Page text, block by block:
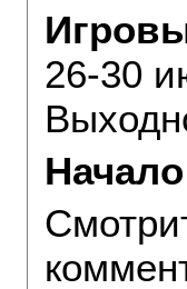
26-30